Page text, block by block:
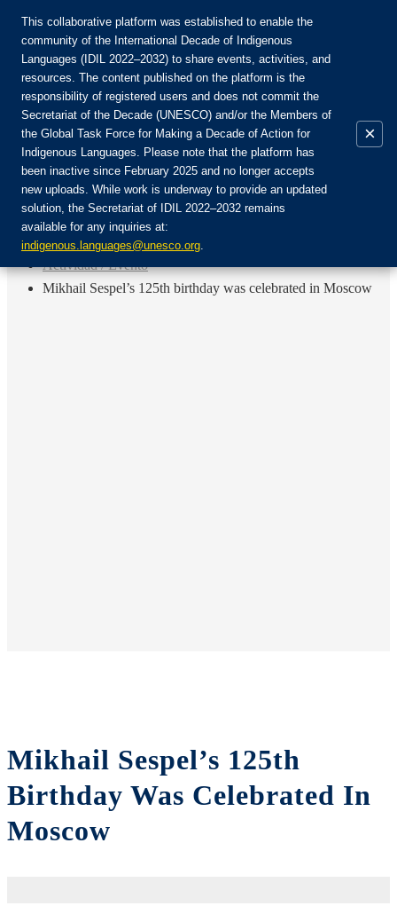
Únete a la comunidad:
Login
ES
EN
FR
RU
Inicio
Actividad / Evento
Mikhail Sespel’s 125th birthday was celebrated in Moscow
Mikhail Sespel’s 125th
Birthday Was Celebrated In
Moscow
This collaborative platform was established to enable the
community of the International Decade of Indigenous
Languages (IDIL 2022–2032) to share events, activities, and
resources. The content published on the platform is the
responsibility of registered users and does not commit the
Secretariat of the Decade (UNESCO) and/or the Members of
the Global Task Force for Making a Decade of Action for
Indigenous Languages. Please note that the platform has
been inactive since February 2025 and no longer accepts
new uploads. While work is underway to provide an updated
solution, the Secretariat of IDIL 2022–2032 remains
available for any inquiries at:
indigenous.languages@unesco.org.
×